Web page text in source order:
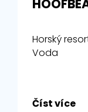
Horský
Voda
Číst více